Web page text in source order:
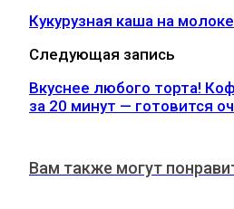
Кукурузная каша на молоке
Следующая запись
Вкуснее любого торта!
за 20 минут — готовится
Вам также могут